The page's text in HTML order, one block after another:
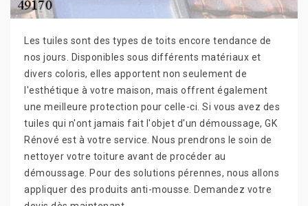
Les tuiles sont des types de toits encore tendance de
nos jours. Disponibles sous différents matériaux et
divers coloris, elles apportent non seulement de
l'esthétique à votre maison, mais offrent également
une meilleure protection pour celle-ci. Si vous avez des
tuiles qui n'ont jamais fait l'objet d'un démoussage, GK
Rénové est à votre service. Nous prendrons le soin de
nettoyer votre toiture avant de procéder au
démoussage. Pour des solutions pérennes, nous allons
appliquer des produits anti-mousse. Demandez votre